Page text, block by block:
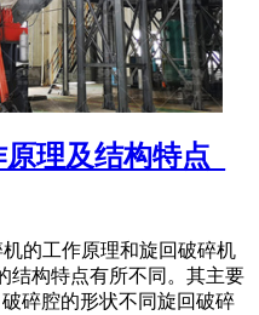
理及结构特点_
的工作原理和旋回破碎机
结构特点有所不同。其主要
碎腔的形状不同旋回破碎